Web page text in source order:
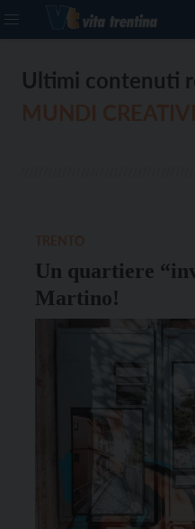
Ultimi contenuti
Un quartiere
Martino!